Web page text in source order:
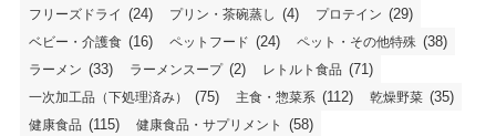
フリーズドライ (24) プリン・茶碗蒸し (4) プロテイン (29)
ベビー・介護食 (16) ペットフード (24) ペット・その他特殊 (38)
ラーメン (33) ラーメンスープ (2) レトルト食品 (71)
一次加工品（下処理済み） (75) 主食・惣菜系 (112) 乾燥野菜 (35)
健康食品 (115) 健康食品・サプリメント (58)